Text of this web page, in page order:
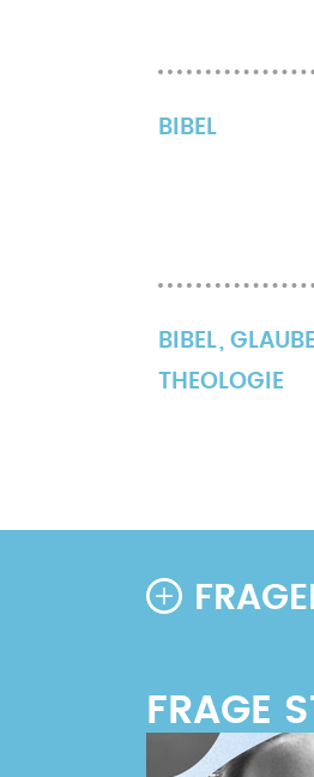
BIBEL
BIBEL
THEOLOGIE